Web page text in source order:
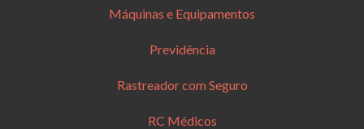
Máquinas e Equipamentos
Previdência
Rastreador com Seguro
RC Médicos